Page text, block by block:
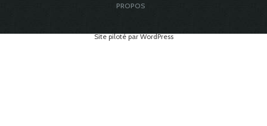
PROPOS
Site piloté par WordPress